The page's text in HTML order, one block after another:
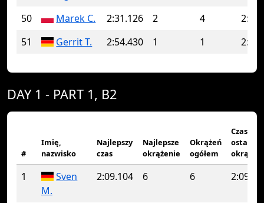
50
Marek C. 2:31.126 2 4
51
Gerrit T. 2:54.430 1 1
DAY 1 - PART 1, B2
#
Imię,
nazwisko
Najlepszy
czas
Najlepsze
okrążenie
Okrążeń
ogółem
Czas
1
Sven
M.
2:09.104 6 6